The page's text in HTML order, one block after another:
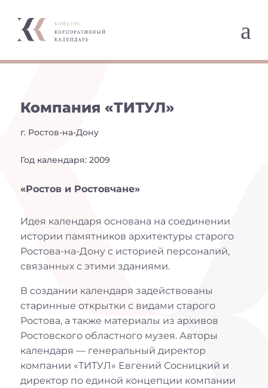
a
Компания «ТИТУЛ»
г. Ростов-на-Дону
Год календаря: 2009
«Ростов и Ростовчане»
Идея календаря основана на соединении
истории памятников архитектуры старого
Ростова-на-Дону с историей персоналий,
связанных с этими зданиями.
В создании календаря задействованы
старинные открытки с видами старого
Ростова, а также материалы из архивов
Ростовского областного музея. Авторы
календаря — генеральный директор
компании «ТИТУЛ» Евгений Сосницкий и
директор по единой концепции компании